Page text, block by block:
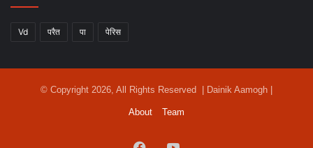
Vd परैत पा पेरिस
© Copyright 2026, All Rights Reserved | Dainik Aamogh |
About Team